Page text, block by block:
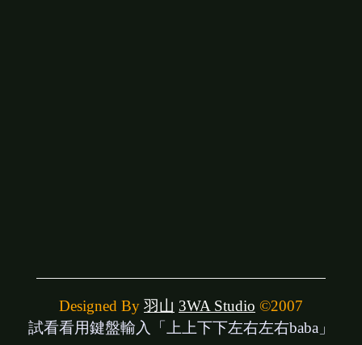
Designed By 羽山 3WA Studio ©2007
試看看用鍵盤輸入「上上下下左右左右baba」